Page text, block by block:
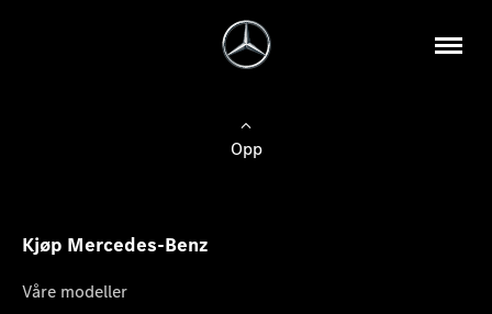
Opp
Kjøp Mercedes-Benz
Våre modeller